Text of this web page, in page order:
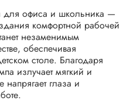
для офиса и школьника —
комфортной рабочей
незаменимым
обеспечивая
столе. Благодаря
излучает мягкий и
глаза и